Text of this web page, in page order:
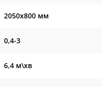
2050x800 мм
0,4-3
6,4 м\хв